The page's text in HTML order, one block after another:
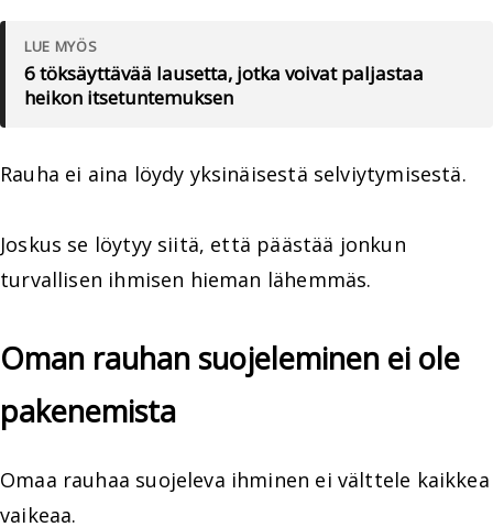
LUE MYÖS
6 töksäyttävää lausetta, jotka voivat paljastaa
heikon itsetuntemuksen
Rauha ei aina löydy yksinäisestä selviytymisestä.
Joskus se löytyy siitä, että päästää jonkun
turvallisen ihmisen hieman lähemmäs.
Oman rauhan suojeleminen ei ole
pakenemista
Omaa rauhaa suojeleva ihminen ei välttele kaikkea
vaikeaa.